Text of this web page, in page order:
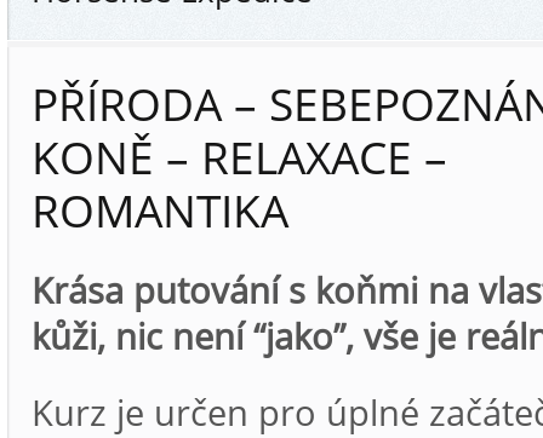
PŘÍRODA –
KONĚ – RELAXACE –
ROMANTIKA
Krása putování s koňmi na
kůži, nic není “jako”, vše je
Kurz je určen pro úplné